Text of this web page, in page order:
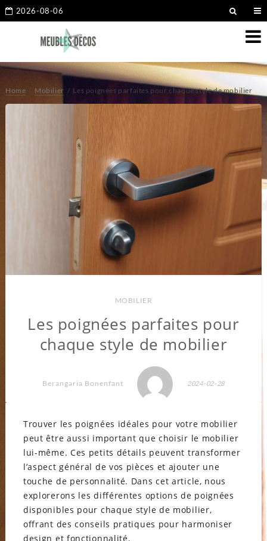
2026-08-06
Home Mobilier Les poignées parfaites pour chaque style de mobilier
MOBILIER
Les poignées parfaites pour
chaque style de mobilier
Berangaria Bonenfant 2024-02-28
Trouver les poignées idéales pour votre mobilier
peut être aussi important que choisir le mobilier
lui-même. Ces petits détails peuvent transformer
l’aspect général de vos pièces et ajouter une
touche de personnalité. Dans cet article, nous
explorerons les différentes options de poignées
disponibles pour chaque style de mobilier,
offrant des conseils pratiques pour harmoniser
design et fonctionnalité.